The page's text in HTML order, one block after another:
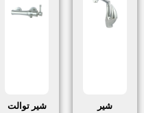
شیر
شیر توالت